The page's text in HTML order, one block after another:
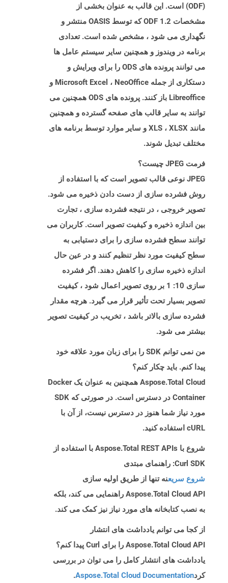
(ODF) است. این قالب به عنوان بخشی از
مشخصات ODF 1.2 که توسط OASIS منتشر و
نگهداری می شود ، مشخص شده است. تعدادی
برنامه در ویندوز و همچنین سایر سیستم عامل ها
می توانند پرونده های ODS را برای ویرایش و
دستکاری از جمله Microsoft Excel ، NeoOffice و
Libreoffice باز کنند. پرونده های ODS همچنین می
توانند به سایر قالب های صفحه گسترده و همچنین
مانند XLS ، XLSX و سایر موارد توسط برنامه های
مختلف تبدیل شوند.
فرمت JPEG چیست؟
JPEG نوعی قالب تصویر است که با استفاده از
روش فشرده سازی از دست دادن ذخیره می شود.
تصویر خروجی ، در نتیجه فشرده سازی ، تجارت
بین اندازه ذخیره و کیفیت تصویر است. کاربران می
توانند سطح فشرده سازی را برای دستیابی به
سطح کیفیت مورد نظر تنظیم کنند و در عین حال
اندازه ذخیره سازی را کاهش دهند. اگر فشرده
سازی 10: 1 بر روی تصویر اعمال شود ، کیفیت
تصویر بسیار تحت تأثیر قرار می گیرد. هرچه مقدار
فشرده سازی بالاتر باشد ، تخریب در کیفیت تصویر
بیشتر می شود.
من نمی توانم SDK را برای زبان مورد علاقه خود
پیدا کنم. باید چکار کنم؟
Aspose.Total Cloud همچنین به عنوان یک Docker
Container در دسترس است. در صورتی که SDK
مورد نیاز شما هنوز در دسترس نیست، از آن با
cURL استفاده کنید.
شروع با Aspose.Total REST APIs با استفاده از
Curl SDK: راهنمای مبتدی
شروع سریعنه تنها از طریق اولیه سازی
Aspose.Total Cloud API راهنمایی می کند، بلکه
به نصب کتابخانه های مورد نیاز نیز کمک می کند.
از کجا می توانم یادداشت های انتشار
Aspose.Total Cloud API را برای Curl پیدا کنم؟
یادداشت های انتشار کامل را می توان در بررسی
کردAspose.Total Cloud Documentation
.